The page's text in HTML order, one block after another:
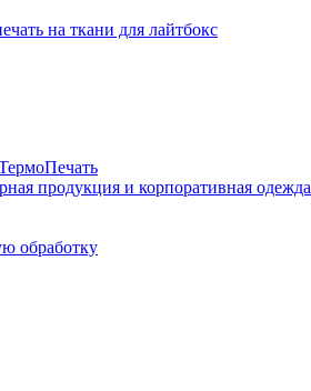
продукция и корпоративная одежда
обработку